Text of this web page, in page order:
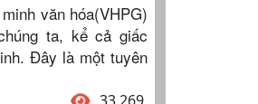
văn hóa(VHPG)
ta, kể cả giấc
Đây là một tuyên